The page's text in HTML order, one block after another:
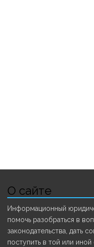
О сайте
Информационный
помочь разобраться в
законодательства, дать
поступить в той или иной